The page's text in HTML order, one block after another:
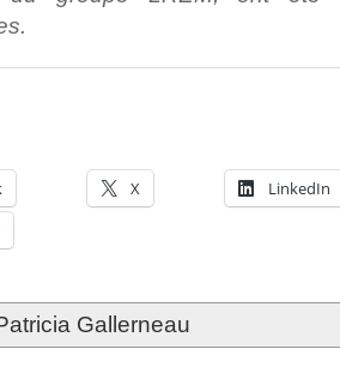
X
LinkedIn
Gallerneau